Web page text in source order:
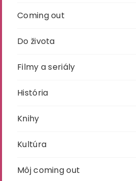
Coming out
Do života
Filmy a seriály
História
Knihy
Kultúra
Môj coming out